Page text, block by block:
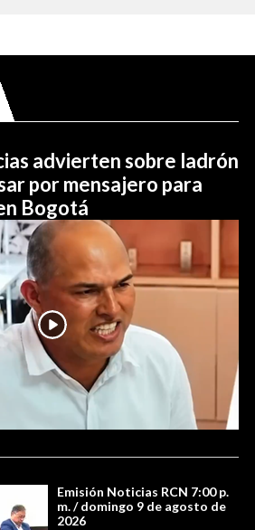
advierten sobre ladrón
por mensajero para
Bogotá
Emisión Noticias RCN 7:00 p.
m. / domingo 9 de agosto de
2026